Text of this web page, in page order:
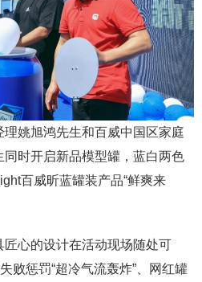
姚旭鸿先生和百威中国区家庭
时开启新品模型罐，蓝白两色
百威昕蓝罐装产品“鲜爽来
心的设计在活动现场随处可
败惩罚“超冷气流轰炸”、网红罐